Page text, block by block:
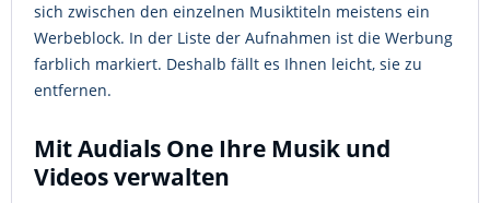
sich zwischen den einzelnen Musiktiteln meistens ein
Werbeblock. In der Liste der Aufnahmen ist die Werbung
farblich markiert. Deshalb fällt es Ihnen leicht, sie zu
entfernen.
Mit Audials One Ihre Musik und
Videos verwalten